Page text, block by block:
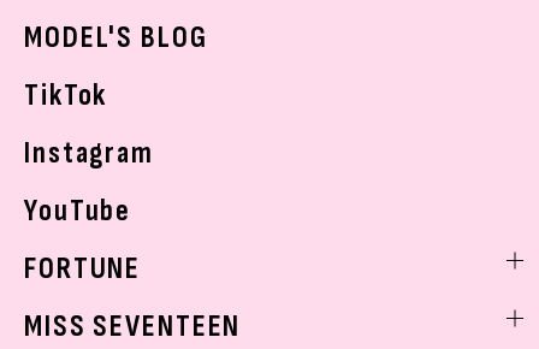
MODEL'S BLOG
TikTok
Instagram
YouTube
FORTUNE
MISS SEVENTEEN